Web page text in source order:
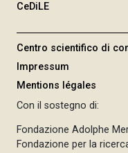
CeDiLE
Centro scientifico di
Impressum
Mentions légales
Con il sostegno di:
Fondazione Adolphe
Fondazione per la